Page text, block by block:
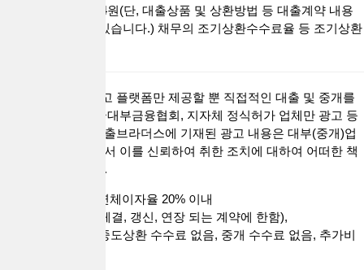
상환 금액 1,111,614원(단, 대출상품 및 상환방법 등 대출계약 내용
에 따라 달라질 수 있습니다.) 채무의 조기상환수수료율 등 조기상환
대출브라더스는 광고 플랫폼만 제공할 뿐 직접적인 대출 및 중개를
하지 않습니다. 한국대부금융협회, 지자체 정식허가 업체만 광고 등
록이가능합니다. 대출브라더스에 기재된 광고 내용은 대부(중개)업
체가 공하는 정보로서 이를 신뢰하여 취한 조치에 대하여 어떠한 책
임을 지지 않습니다.
금리 연20% 이내, 연체이자율 20% 이내
(단, 2021. 7.7부터 체결, 갱신, 연장 되는 계약에 한함),
취급 수수로 없음, 중도상환 수수료 없음, 중개 수수료 없음, 추가비